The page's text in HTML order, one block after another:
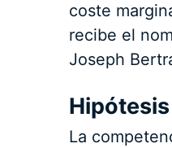
coste
recibe el
Joseph
La